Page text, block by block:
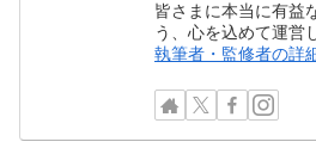
皆さまに本当に有益
う、心を込めて運営
執筆者・監修者の詳